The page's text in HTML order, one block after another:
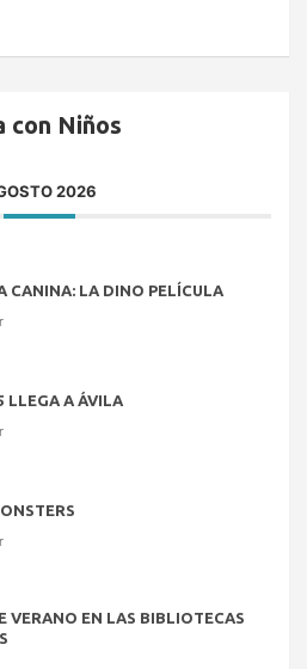
con Niños
2026
CANINA: LA DINO PELÍCULA
LLEGA A ÁVILA
VERANO EN LAS BIBLIOTECAS